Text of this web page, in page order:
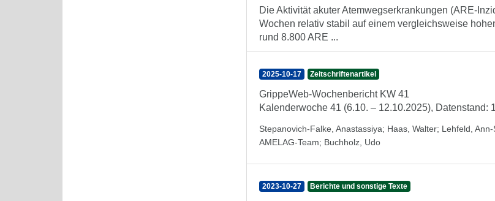
Die Aktivität akuter Atemwegserkrankungen (ARE-
Wochen relativ stabil auf einem vergleichsweise
rund 8.800 ARE ...
2025-10-17 Zeitschriftenartikel
GrippeWeb-Wochenbericht KW 41
Kalenderwoche 41 (6.10. – 12.10.2025), Datenstand:
Stepanovich-Falke, Anastassiya; Haas, Walter; Lehfeld, Ann-
AMELAG-Team; Buchholz, Udo
2023-10-27 Berichte und sonstige Texte